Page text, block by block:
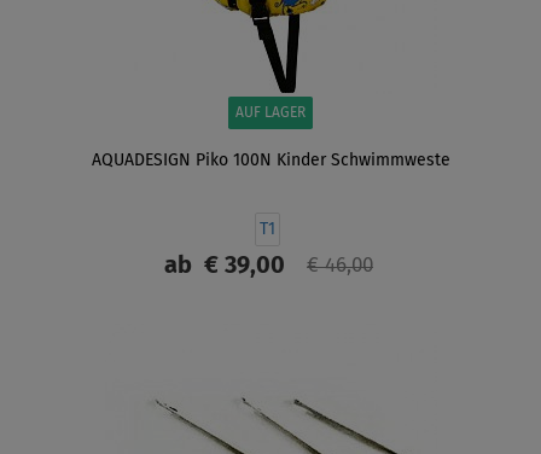
AUF LAGER
AQUADESIGN Piko 100N Kinder Schwimmweste
T1
ab € 39,00 € 46,00